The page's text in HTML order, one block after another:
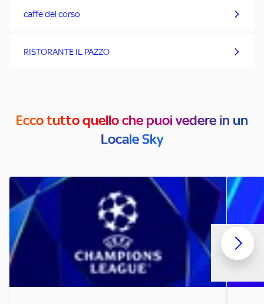
caffe del corso
RISTORANTE IL PAZZO
Ecco tutto quello che puoi vedere in un
Locale Sky